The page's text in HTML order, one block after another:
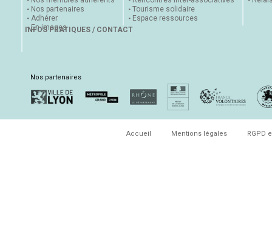
Nos partenaires
Adhérer
En images
Tourisme solidaire
Espace ressources
INFOS PRATIQUES / CONTACT
Nos partenaires
Accueil Mentions légales RGPD